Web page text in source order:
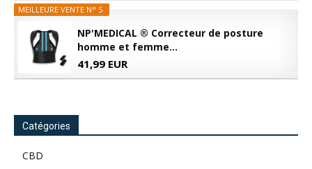
MEILLEURE VENTE N° 5
NP'MEDICAL ® Correcteur de posture
homme et femme...
41,99 EUR
Catégories
CBD